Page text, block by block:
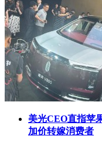
美光CEO直指苹
加价转嫁消费者